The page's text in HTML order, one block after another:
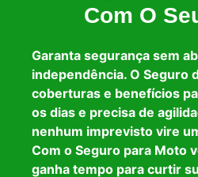
Com O
Garanta segurança sem
independência. O Seguro
coberturas e benefícios
os dias e precisa de
nenhum imprevisto vire
Com o Seguro para Moto
ganha tempo para curtir